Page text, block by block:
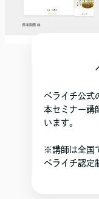
ペライチ公式
本セミナー講
います。
※講師は全国
ペライチ認定